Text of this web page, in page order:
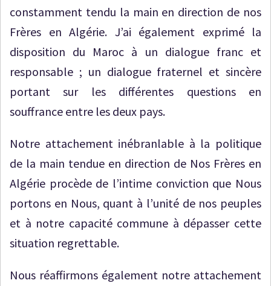
constamment tendu la main en direction de nos
Frères en Algérie. J’ai également exprimé la
disposition du Maroc à un dialogue franc et
responsable ; un dialogue fraternel et sincère
portant sur les différentes questions en
souffrance entre les deux pays.
Notre attachement inébranlable à la politique
de la main tendue en direction de Nos Frères en
Algérie procède de l’intime conviction que Nous
portons en Nous, quant à l’unité de nos peuples
et à notre capacité commune à dépasser cette
situation regrettable.
Nous réaffirmons également notre attachement